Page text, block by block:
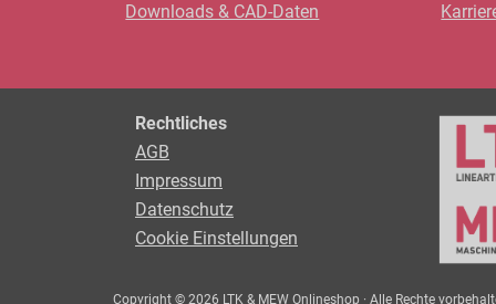
Downloads & CAD-Daten
Copyright © 2026 LTK & MEW Onlineshop · Alle Rechte
Rechtliches
AGB
Impressum
Datenschutz
Cookie Einstellungen